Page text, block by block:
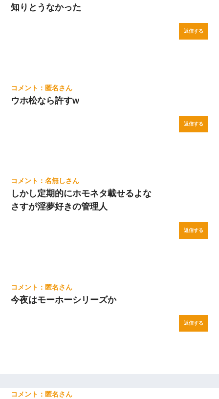
知りとうなかった
返信する
匿名
ウホ松なら許すw
返信する
名無し
しかし定期的にホモネタ載せるよな
さすが淫夢好きの管理人
返信する
匿名
今夜はモーホーシリーズか
返信する
匿名